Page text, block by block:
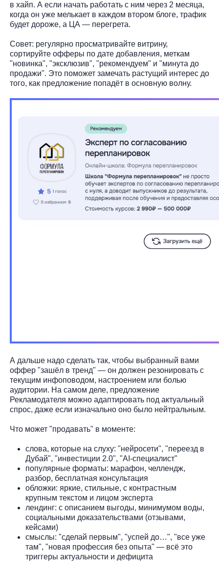
в хайп. А если начать работать с ним через 2 месяца,
когда он уже мелькает в каждом втором блоге, трафик
будет дороже, а ЦА — перегрета.
Совет: регулярно просматривайте витрину,
сортируйте офферы по дате добавления, меткам
"новинка", "эксклюзив", "рекомендуем" и "минута до
продажи". Это поможет замечать растущий интерес до
того, как предложение попадёт в основную волну.
А дальше надо сделать так, чтобы выбранный вами
оффер "зашёл в тренд" — он должен резонировать с
текущим инфоповодом, настроением или болью
аудитории. На самом деле, предложение
Рекламодателя можно адаптировать под актуальный
спрос, даже если изначально оно было нейтральным.
Что может "продавать" в моменте:
слова, которые на слуху: "нейросети", "переезд в
Дубай", "инвестиции 2.0", "AI-специалист"
популярные форматы: марафон, челлендж,
разбор, бесплатная консультация
обложки: яркие, стильные, с контрастным
крупным текстом и лицом эксперта
лендинг: с описанием выгоды, минимумом воды,
социальными доказательствами (отзывами,
кейсами)
смыслы: "сделай первым", "успей до…", "все уже
там", "новая профессия без опыта" — всё это
триггеры актуальности и дефицита